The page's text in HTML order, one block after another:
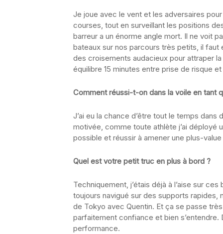
Je joue avec le vent et les adversaires
courses, tout en surveillant les positions
barreur a un énorme angle mort. Il ne voit
bateaux sur nos parcours très petits, il
des croisements audacieux pour attraper
équilibre 15 minutes entre prise de risque
Comment réussi-t-on dans la voile en tant
J’ai eu la chance d’être tout le temps
motivée, comme toute athlète j’ai déployé
possible et réussir à amener une plus-
Quel est votre petit truc en plus à bord ?
Techniquement, j’étais déjà à l’aise sur
toujours navigué sur des supports rapides,
de Tokyo avec Quentin. Et ça se passe
parfaitement confiance et bien
performance.